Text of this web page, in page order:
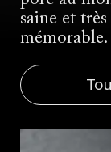
saine et
mémorable.